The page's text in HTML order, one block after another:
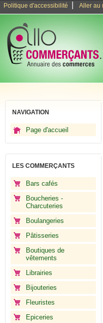
Politique d'accessibilité Aller au
NAVIGATION
Page d'accueil
LES COMMERÇANTS
Bars cafés
Boucheries -
Charcuteries
Boulangeries
Pâtisseries
Boutiques de
vêtements
Librairies
Bijouteries
Fleuristes
Epiceries